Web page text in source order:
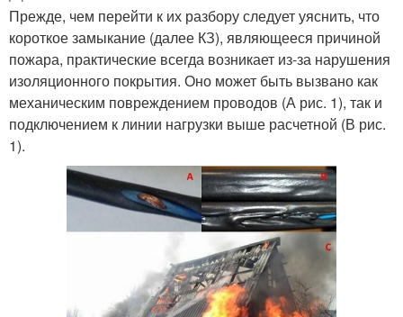
Прежде, чем перейти к их разбору следует уяснить, что
короткое замыкание (далее КЗ), являющееся причиной
пожара, практические всегда возникает из-за нарушения
изоляционного покрытия. Оно может быть вызвано как
механическим повреждением проводов (А рис. 1), так и
подключением к линии нагрузки выше расчетной (В рис.
1).